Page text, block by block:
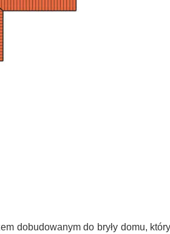
dobudowanym do bryły domu,